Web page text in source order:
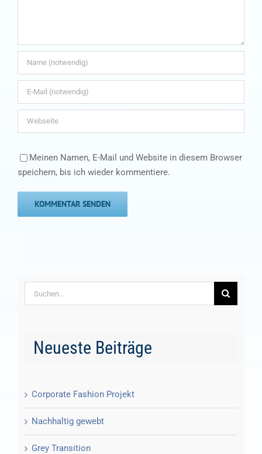
Meinen Namen, E-Mail und Website in diesem Browser
speichern, bis ich wieder kommentiere.
Suche
nach:
Neueste Beiträge
Corporate Fashion Projekt
Nachhaltig gewebt
Grey Transition